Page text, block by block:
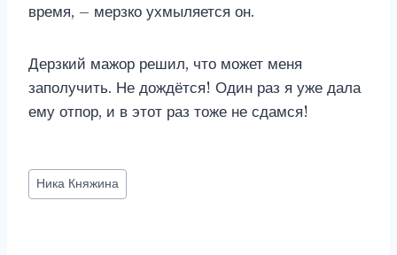
время, – мерзко ухмыляется он.
Дерзкий мажор решил, что может меня
заполучить. Не дождётся! Один раз я уже дала
ему отпор, и в этот раз тоже не сдамся!
Метки
записи:
Ника Княжина